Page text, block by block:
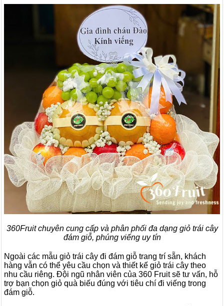
360Fruit chuyên cung cấp và phân phối đa dạng giỏ trái cây
đám giỗ, phúng viếng uy tín
Ngoài các mẫu giỏ trái cây đi đám giỗ trang trí sẵn, khách
hàng vẫn có thể yêu cầu chọn và thiết kế giỏ trái cây theo
nhu cầu riêng. Đội ngũ nhân viên của 360 Fruit sẽ tư vấn, hỗ
trợ bạn chọn giỏ quà biếu đúng với tiêu chí đi viếng trong
đám giỗ.